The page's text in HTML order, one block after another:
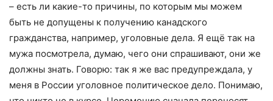
– есть ли какие-то причины, по которым мы можем
быть не допущены к получению канадского
гражданства, например, уголовные дела. Я ещё так на
мужа посмотрела, думаю, чего они спрашивают, они же
должны знать. Говорю: так я же вас предупреждала, у
меня в России уголовное политическое дело. Понимаю,